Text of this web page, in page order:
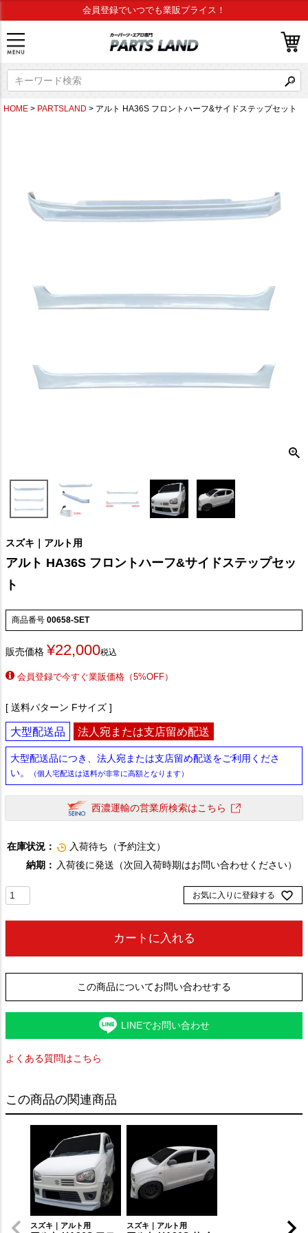
会員登録でいつでも業販プライス！
HOME PARTSLAND アルト HA36S フロントハーフ&サイドステップセット
スズキ｜アルト用
アルト HA36S フロントハーフ&サイドステップセッ
ト
商品番号 00658-SET
販売価格 ¥22,000税込
会員登録で今すぐ業販価格（5%OFF）
送料パターン Fサイズ
大型配送品 法人宛または支店留め配送
大型配送品につき、法人宛または支店留め配送をご利用くださ
い。
（個人宅配送は送料が非常に高額となります）
西濃運輸の営業所検索はこちら
在庫状況：
入荷待ち（予約注文）
納期： 入荷後に発送（次回入荷時期はお問い合わせください）
お気に入りに登録する
カートに入れる
この商品についてお問い合わせする
LINEでお問い合わせ
よくある質問はこちら
この商品の関連商品
スズキ｜アルト用 スズキ｜アルト用